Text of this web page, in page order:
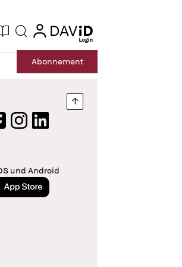
Suche login
Abonnement
Nach oben springen
Instagram
LinkedIn
und Android
im App Store